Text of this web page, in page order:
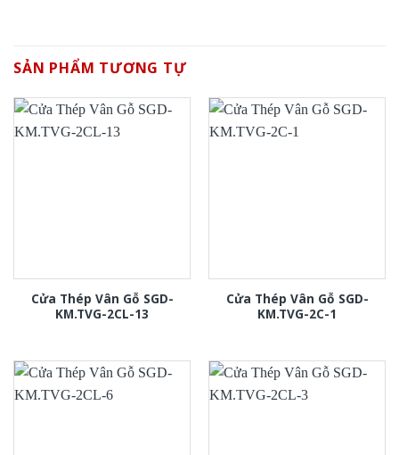
SẢN PHẨM TƯƠNG TỰ
Cửa Thép Vân Gỗ SGD-
KM.TVG-2CL-13
Cửa Thép Vân Gỗ SGD-
KM.TVG-2C-1